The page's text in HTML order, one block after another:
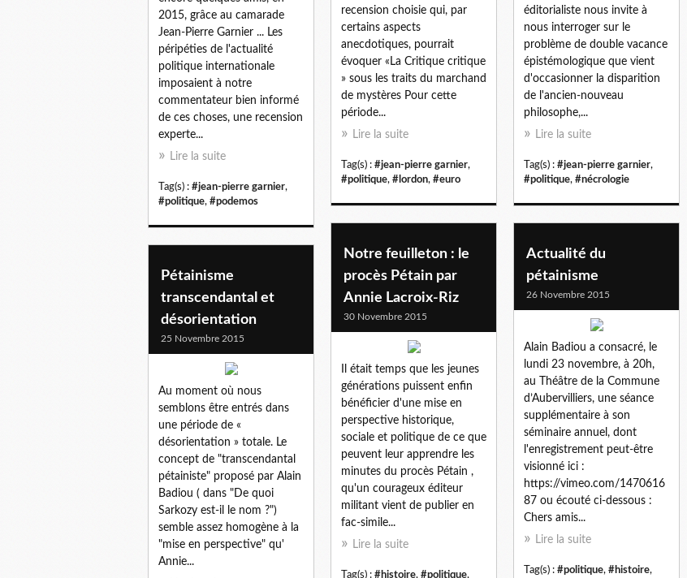
2015, grâce au camarade
Jean-Pierre Garnier ... Les
péripéties de l'actualité
politique internationale
imposaient à notre
commentateur bien informé
de ces choses, une recension
experte...
Lire la suite
Tag(s) : #jean-pierre garnier,
#politique, #podemos
recension choisie qui, par
certains aspects
anecdotiques, pourrait
évoquer «La Critique critique
» sous les traits du marchand
de mystères Pour cette
période...
Lire la suite
Tag(s) : #jean-pierre garnier,
#politique, #lordon, #euro
éditorialiste nous invite à
nous interroger sur le
problème de double vacance
épistémologique que vient
d'occasionner la disparition
de l'ancien-nouveau
philosophe,...
Lire la suite
Tag(s) : #jean-pierre garnier,
#politique, #nécrologie
Notre feuilleton : le
procès Pétain par
Annie Lacroix-Riz
30 Novembre 2015
Il était temps que les jeunes
générations puissent enfin
bénéficier d'une mise en
perspective historique,
sociale et politique de ce que
peuvent leur apprendre les
minutes du procès Pétain ,
qu'un courageux éditeur
militant vient de publier en
fac-simile...
Lire la suite
Tag(s) : #histoire, #politique,
Actualité du
pétainisme
26 Novembre 2015
Alain Badiou a consacré, le
lundi 23 novembre, à 20h,
au Théâtre de la Commune
d’Aubervilliers, une séance
supplémentaire à son
séminaire annuel, dont
l'enregistrement peut-être
visionné ici :
https://vimeo.com/1470616
87 ou écouté ci-dessous :
Chers amis...
Lire la suite
Tag(s) : #politique, #histoire,
Pétainisme
transcendantal et
désorientation
25 Novembre 2015
Au moment où nous
semblons être entrés dans
une période de «
désorientation » totale. Le
concept de "transcendantal
pétainiste" proposé par Alain
Badiou ( dans "De quoi
Sarkozy est-il le nom ?")
semble assez homogène à la
"mise en perspective" qu'
Annie...